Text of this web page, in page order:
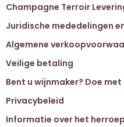
Champagne Terroir
Juridische mededelingen
Algemene
Veilige betaling
Bent u wijnmaker? Doe met
Privacybeleid
Informatie over het